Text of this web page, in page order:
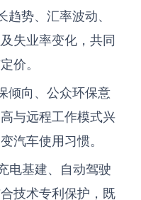
势、汇率波动、
失业率变化，共同
价。
倾向、公众环保意
与远程工作模式兴
汽车使用习惯。
电基建、自动驾驶
技术专利保护，既